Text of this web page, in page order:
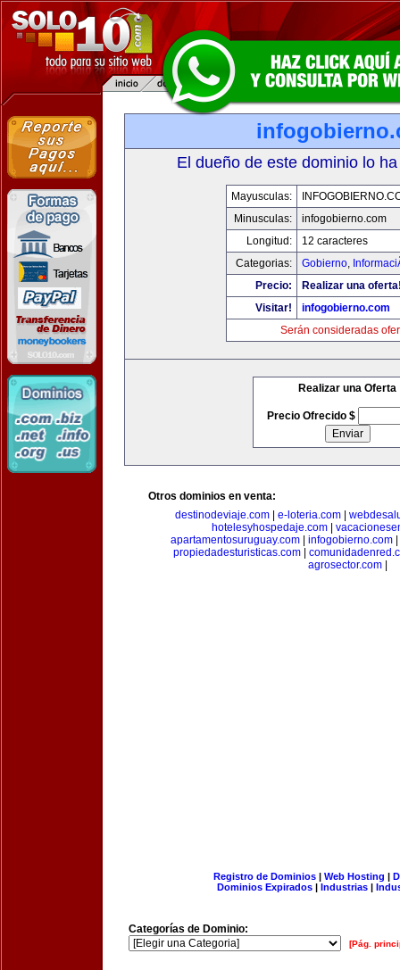
El dueño de este dominio lo
Mayusculas:
Minusculas:
infogobierno.com
Longitud:
12 caracteres
Categorias:
Gobierno,
Precio:
Realizar una
Visitar!
infogobierno.com
Serán consideradas
Realizar una Oferta
Precio Ofrecido $
Otros dominios en venta:
destinodeviaje.com
e-loteria.com
hotelesyhospedaje.com
apartamentosuruguay.com
infogobierno.com
propiedadesturisticas.com|
agrosector.com|
Registro de Dominios| Web Hosting |
Dominios Expirados | Industrias |
Categorías de Dominio:
[Pág.